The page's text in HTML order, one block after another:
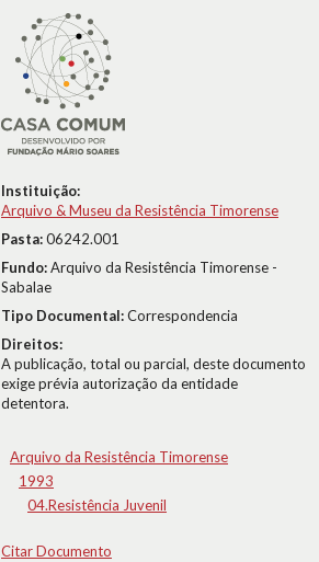
Instituição:
Arquivo & Museu da Resistência Timorense
Pasta:06242.001
Fundo:Arquivo da Resistência Timorense -
Sabalae
Tipo Documental:Correspondencia
Direitos:
A publicação, total ou parcial, deste documento
exige prévia autorização da entidade
detentora.
Arquivo da Resistência Timorense
1993
04.Resistência Juvenil
Citar Documento